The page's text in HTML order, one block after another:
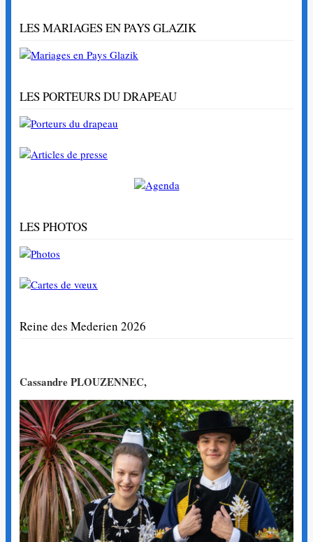
LES MARIAGES EN PAYS GLAZIK
LES PORTEURS DU DRAPEAU
LES PHOTOS
Reine des Mederien 2026
Cassandre PLOUZENNEC,